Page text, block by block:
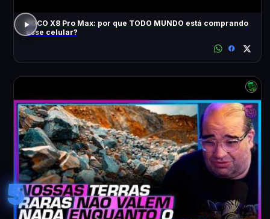
POCO X8 Pro Max: por que TODO MUNDO está comprando
esse celular?
5